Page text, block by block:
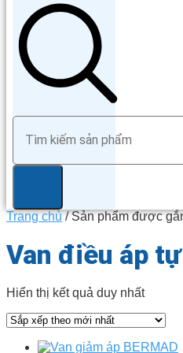
Trang chủ/ Sản phẩm được
Van điều áp
Hiển thị kết quả duy nhất